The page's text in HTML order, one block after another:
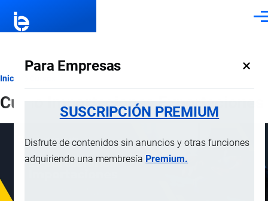
Para Empresas ×
SUSCRIPCIÓN PREMIUM
Disfrute de contenidos sin anuncios y otras funciones
adquiriendo una membresía Premium.
Ruta
de
navegación
Inicio
Curso Importaciones Exportaciones